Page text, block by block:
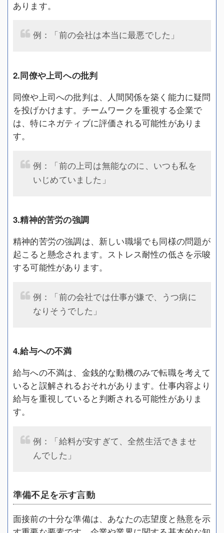
あります。
例：「前の会社は本当に最悪でした」
2.同僚や上司への批判
同僚や上司への批判は、人間関係を築く能力に疑問
を投げかけます。チームワークを重視する企業で
は、特にネガティブに評価される可能性がありま
す。
例：「前の上司は無能なのに、いつも私を
いじめていました」
3.精神的苦労の強調
精神的苦労の強調は、新しい職場でも同様の問題が
起こると懸念されます。ストレス耐性の低さを示唆
する可能性があります。
例：「前の会社では仕事が嫌で、うつ病に
なりそうでした」
4.給与への不満
給与への不満は、金銭的な動機のみで転職を考えて
いると誤解されるおそれがあります。仕事内容より
給与を重視していると判断される可能性がありま
す。
例：「給料が安すぎて、全然生活できませ
んでした」
準備不足を示す言動
面接前の十分な準備は、あなたの志望度と熱意を示